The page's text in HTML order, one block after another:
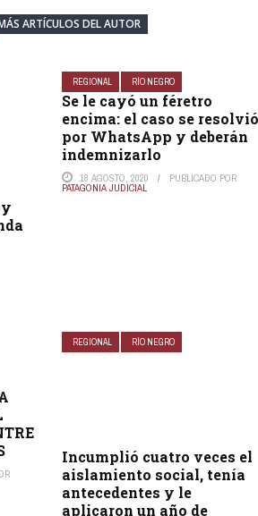
ARTÍCULOS DEL AUTOR
REGIONAL RÍO NEGRO
Se le cayó un féretro
encima: el caso se resolvió
por WhatsApp y deberán
indemnizarlo
18 AGOSTO, 2020 PUBLICADO POR
PATAGONIA JUDICIAL
REGIONAL RÍO NEGRO
Incumplió cuatro veces el
aislamiento social, tenía
antecedentes y le
aplicaron un año de